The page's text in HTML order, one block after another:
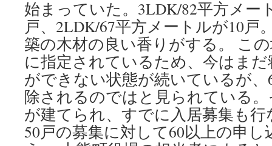
始まっていた。3LDK/82平方メー
戸、2LDK/67平方メートルが10戸
築の木材の良い香りがする。 こ
に指定されているため、今はま
ができない状態が続いているが
除されるのではと見られている
が建てられ、すでに入居募集も
50戸の募集に対して60以上の申